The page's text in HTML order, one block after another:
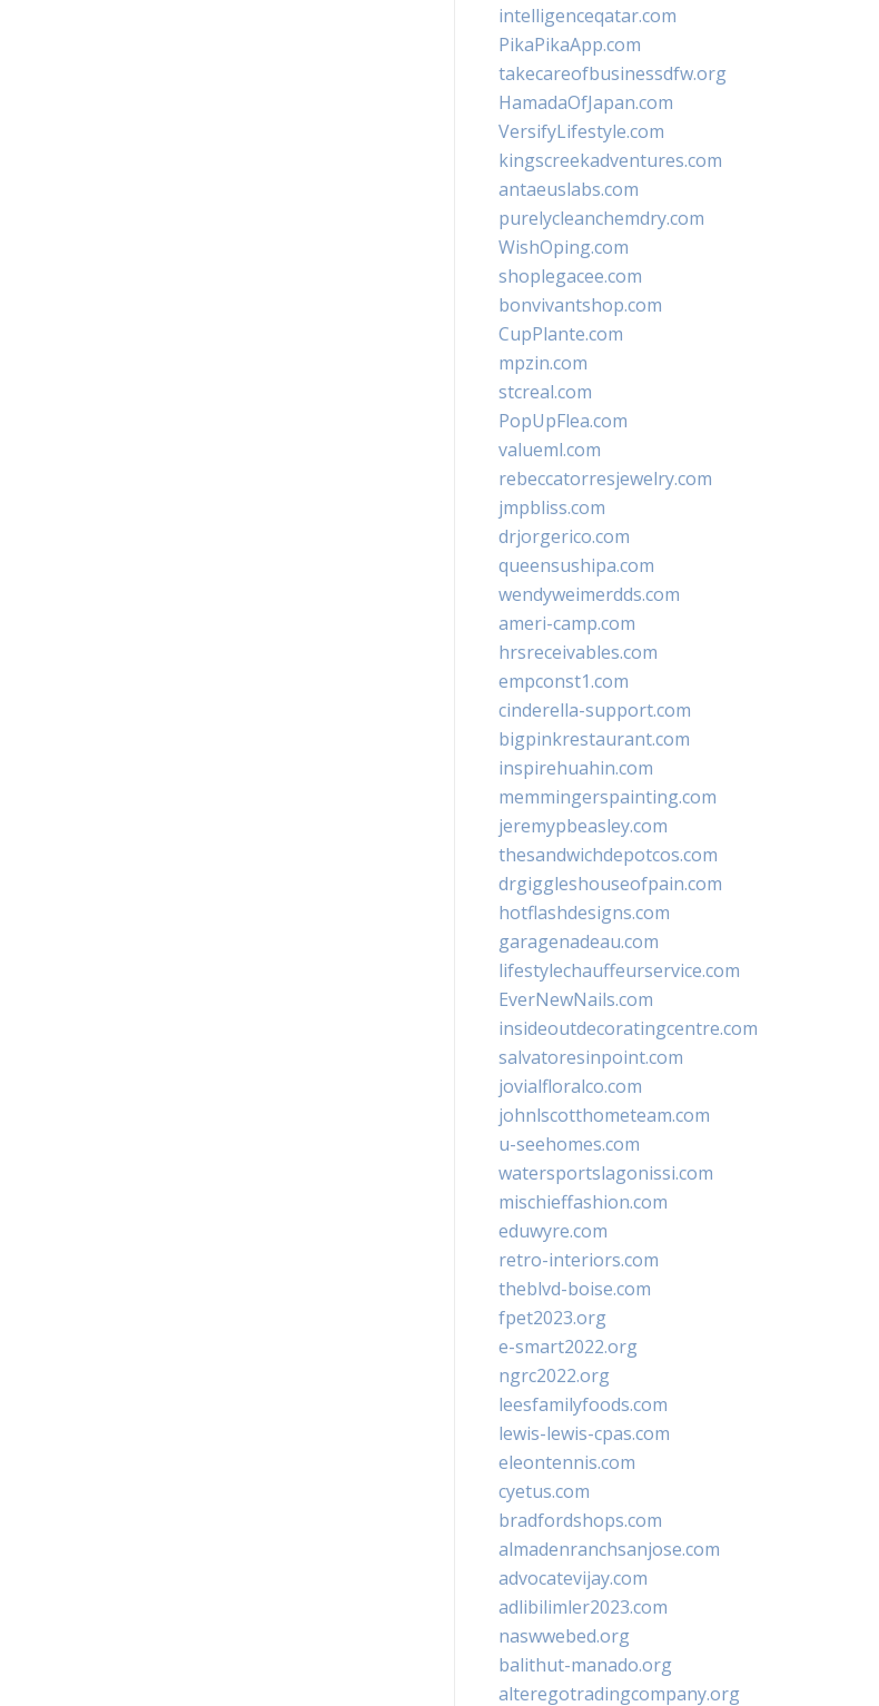
intelligenceqatar.com
PikaPikaApp.com
takecareofbusinessdfw.org
HamadaOfJapan.com
VersifyLifestyle.com
kingscreekadventures.com
antaeuslabs.com
purelycleanchemdry.com
WishOping.com
shoplegacee.com
bonvivantshop.com
CupPlante.com
mpzin.com
stcreal.com
PopUpFlea.com
valueml.com
rebeccatorresjewelry.com
jmpbliss.com
drjorgerico.com
queensushipa.com
wendyweimerdds.com
ameri-camp.com
hrsreceivables.com
empconst1.com
cinderella-support.com
bigpinkrestaurant.com
inspirehuahin.com
memmingerspainting.com
jeremypbeasley.com
thesandwichdepotcos.com
drgiggleshouseofpain.com
hotflashdesigns.com
garagenadeau.com
lifestylechauffeurservice.com
EverNewNails.com
insideoutdecoratingcentre.com
salvatoresinpoint.com
jovialfloralco.com
johnlscotthometeam.com
u-seehomes.com
watersportslagonissi.com
mischieffashion.com
eduwyre.com
retro-interiors.com
theblvd-boise.com
fpet2023.org
e-smart2022.org
ngrc2022.org
leesfamilyfoods.com
lewis-lewis-cpas.com
eleontennis.com
cyetus.com
bradfordshops.com
almadenranchsanjose.com
advocatevijay.com
adlibilimler2023.com
naswwebed.org
balithut-manado.org
alteregotradingcompany.org